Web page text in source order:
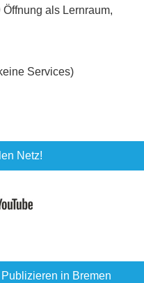
als Lernraum,
Services)
Netz!
in Bremen